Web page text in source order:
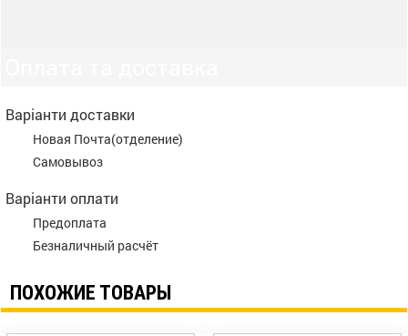
Варіанти доставки
Новая Почта(отделение)
Самовывоз
Варіанти оплати
Предоплата
Безналичный расчёт
ПОХОЖИЕ ТОВАРЫ